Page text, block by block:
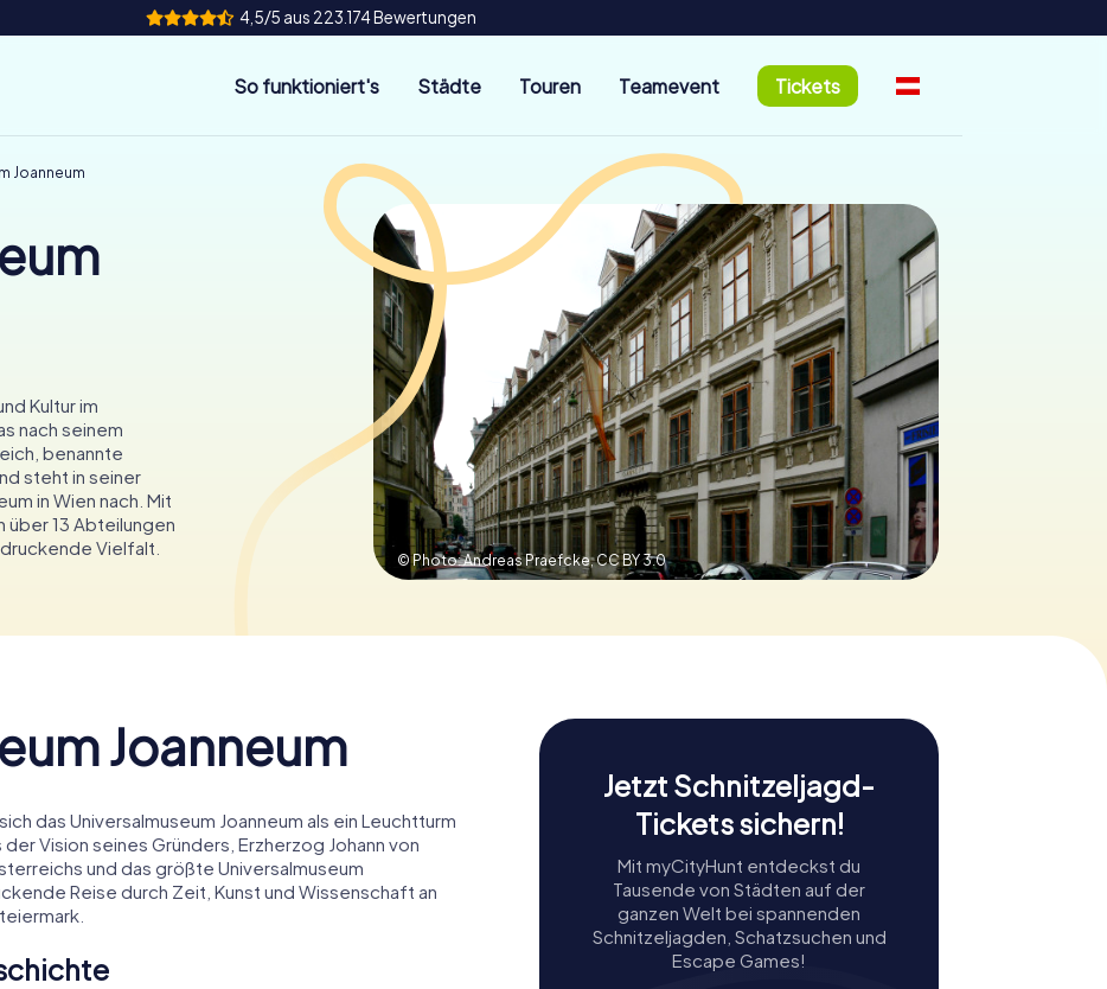
4,5/5 aus 223.174 Bewertungen
So funktioniert's Städte Touren Teamevent Tickets
Joanneum
Kultur im
nach seinem
benannte
steht in seiner
in Wien nach. Mit
über 13 Abteilungen
Vielfalt.
© Photo: Andreas Praefcke,CC BY 3.0
Joanneum
das Universalmuseum Joanneum als ein Leuchtturm
Vision seines Gründers, Erzherzog Johann von
und das größte Universalmuseum
Reise durch Zeit, Kunst und Wissenschaft an
Jetzt Schnitzeljagd-
Tickets sichern!
Mit myCityHunt entdeckst du
Tausende von Städten auf der
ganzen Welt bei spannenden
Schnitzeljagden, Schatzsuchen und
Escape Games!